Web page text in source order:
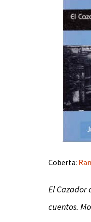
Coberta:
El Cazador
cuentos.